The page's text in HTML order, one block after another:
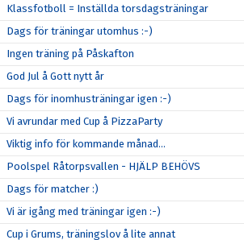
Klassfotboll = Inställda torsdagsträningar
Dags för träningar utomhus :-)
Ingen träning på Påskafton
God Jul å Gott nytt år
Dags för inomhusträningar igen :-)
Vi avrundar med Cup å PizzaParty
Viktig info för kommande månad…
Poolspel Råtorpsvallen - HJÄLP BEHÖVS
Dags för matcher :)
Vi är igång med träningar igen :-)
Cup i Grums, träningslov å lite annat